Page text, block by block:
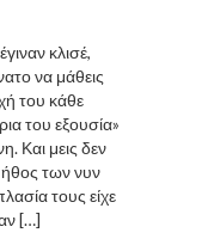
κλισέ,
να μάθεις
του κάθε
του εξουσία»
Και μεις δεν
των νυν
τους είχε
[…]